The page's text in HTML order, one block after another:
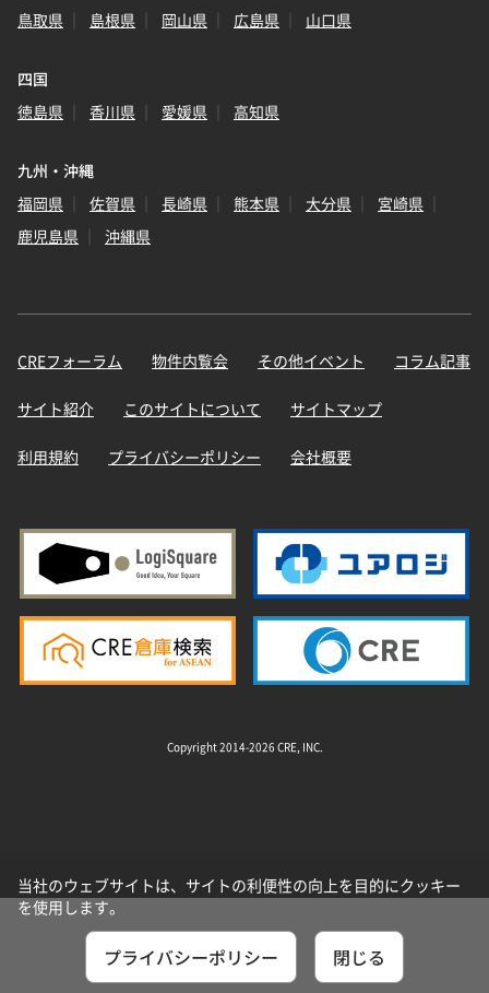
鳥取県
島根県 岡山県 広島県 山口県
四国
徳島県
香川県 愛媛県 高知県
九州・沖縄
福岡県
佐賀県 長崎県 熊本県 大分県
宮崎県
鹿児島県
沖縄県
CREフォーラム 物件内覧会 その他イベント コラム記事
サイト紹介 このサイトについて サイトマップ
利用規約 プライバシーポリシー 会社概要
Copyright 2014-2026 CRE, INC.
当社のウェブサイトは、サイトの利便性の向上を目的にクッキー
を使用します。
プライバシーポリシー 閉じる